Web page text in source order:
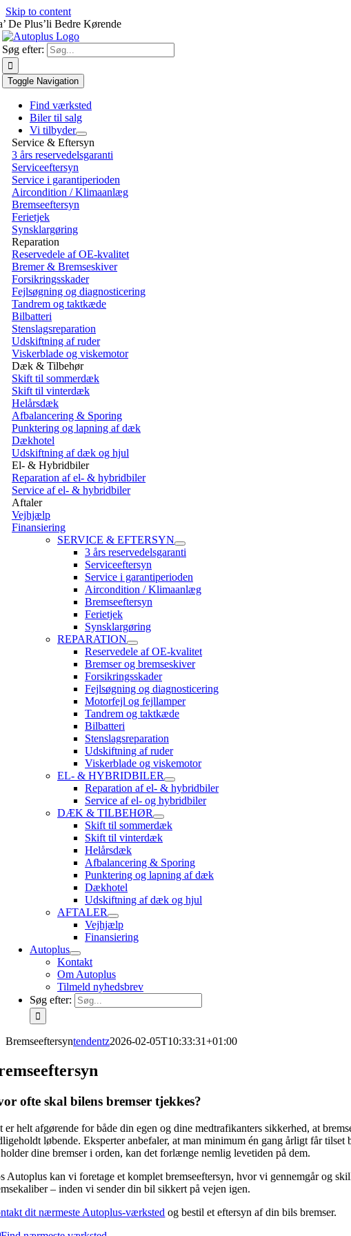
Skip to content
De Plus’li Bedre Kørende
Søg efter:
Toggle Navigation
Find værksted
Biler til salg
Vi tilbyder
Service & Eftersyn
3 års reservedelsgaranti
Serviceeftersyn
Service i garantiperioden
Aircondition / Klimaanlæg
Bremseeftersyn
Ferietjek
Synsklargøring
Reparation
Reservedele af OE-kvalitet
Bremer & Bremseskiver
Forsikringsskader
Fejlsøgning og diagnosticering
Tandrem og taktkæde
Bilbatteri
Stenslagsreparation
Udskiftning af ruder
Viskerblade og viskemotor
Dæk & Tilbehør
Skift til sommerdæk
Skift til vinterdæk
Helårsdæk
Afbalancering & Sporing
Punktering og lapning af dæk
Dækhotel
Udskiftning af dæk og hjul
El- & Hybridbiler
Reparation af el- & hybridbiler
Service af el- & hybridbiler
Aftaler
Vejhjælp
Finansiering
SERVICE & EFTERSYN
3 års reservedelsgaranti
Serviceeftersyn
Service i garantiperioden
Aircondition / Klimaanlæg
Bremseeftersyn
Ferietjek
Synsklargøring
REPARATION
Reservedele af OE-kvalitet
Bremser og bremseskiver
Forsikringsskader
Fejlsøgning og diagnosticering
Motorfejl og fejllamper
Tandrem og taktkæde
Bilbatteri
Stenslagsreparation
Udskiftning af ruder
Viskerblade og viskemotor
EL- & HYBRIDBILER
Reparation af el- & hybridbiler
Service af el- og hybridbiler
DÆK & TILBEHØR
Skift til sommerdæk
Skift til vinterdæk
Helårsdæk
Afbalancering & Sporing
Punktering og lapning af dæk
Dækhotel
Udskiftning af dæk og hjul
AFTALER
Vejhjælp
Finansiering
Autoplus
Kontakt
Om Autoplus
Tilmeld nyhedsbrev
Søg efter:
Bremseeftersyntendentz2026-02-05T10:33:31+01:00
ofte skal bilens bremser tjekkes?
er helt afgørende for både din egen og dine medtrafikanters sikkerhed, at
løbende. Eksperter anbefaler, at man minimum én gang årligt får
dine bremser i orden, kan det forlænge nemlig levetiden på dem.
Autoplus kan vi foretage et komplet bremseeftersyn, hvor vi gennemgår og
– inden vi sender din bil sikkert på vejen igen.
dit nærmeste Autoplus-værksted og bestil et eftersyn af din bils bremser.